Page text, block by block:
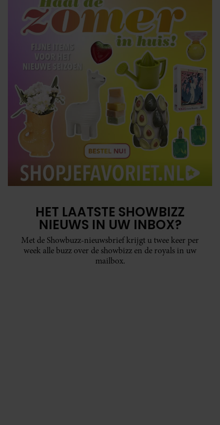
HET LAATSTE SHOWBIZZ
NIEUWS IN UW INBOX?
Met de Showbuzz-nieuwsbrief krijgt u twee keer per
week alle buzz over de showbizz en de royals in uw
mailbox.